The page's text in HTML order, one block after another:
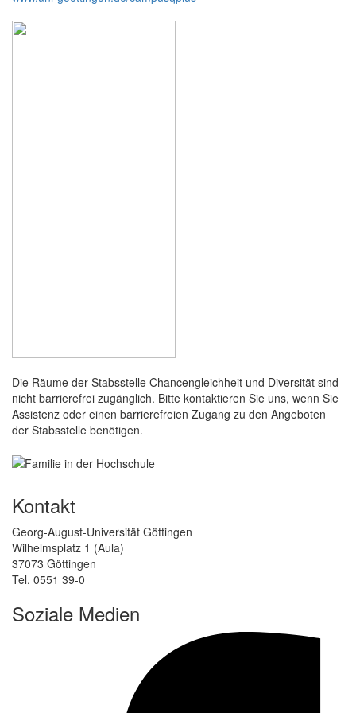
Die Räume der Stabsstelle Chancengleichheit und Diversität sind
nicht barrierefrei zugänglich. Bitte kontaktieren Sie uns, wenn Sie
Assistenz oder einen barrierefreien Zugang zu den Angeboten
der Stabsstelle benötigen.
Kontakt
Georg-August-Universität Göttingen
Wilhelmsplatz 1 (Aula)
37073 Göttingen
Tel. 0551 39-0
Soziale Medien